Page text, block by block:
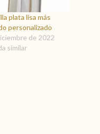
plata lisa más
personalizado
de 2022
similar